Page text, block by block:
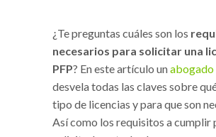
¿Te preguntas cuáles son los
necesarios para solicitar una
PFP? En este artículo un
desvela todas las claves sobre
tipo de licencias y para que son
Así como los requisitos a cumplir